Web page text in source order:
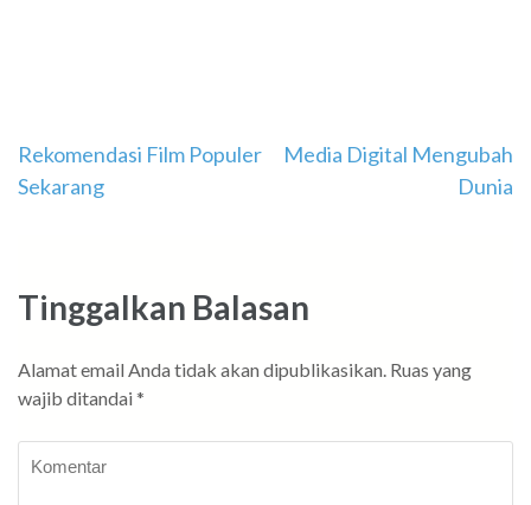
Navigasi
pos
Rekomendasi Film Populer
Sekarang
Media Digital Mengubah
Dunia
Tinggalkan Balasan
Alamat email Anda tidak akan dipublikasikan. Ruas yang
wajib ditandai *